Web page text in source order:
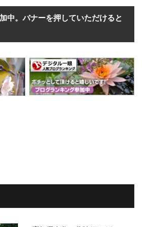
中。バナーを押していただけると